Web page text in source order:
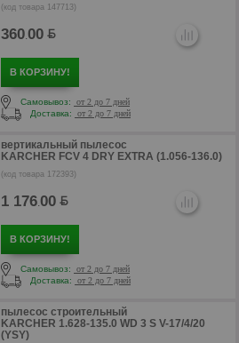
(код товара 147713)
360.00
В КОРЗИНУ!
Самовывоз:
от 2 до 7 дней
Доставка:
от 2 до 7 дней
вертикальный пылесос
KARCHER FCV 4 DRY EXTRA (1.056-136.0)
(код товара 172393)
1 176.00
В КОРЗИНУ!
Самовывоз:
от 2 до 7 дней
Доставка:
от 2 до 7 дней
пылесос строительный
KARCHER 1.628-135.0 WD 3 S V-17/4/20
(YSY)